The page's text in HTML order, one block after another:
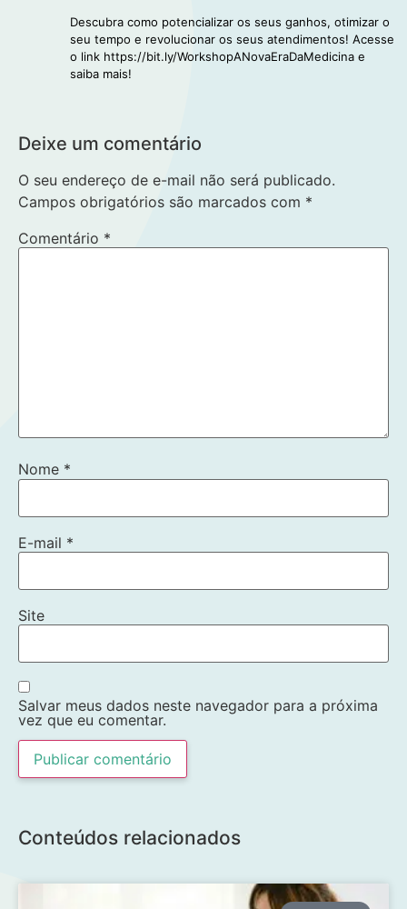
Descubra como potencializar os seus ganhos, otimizar o
seu tempo e revolucionar os seus atendimentos! Acesse
o link https://bit.ly/WorkshopANovaEraDaMedicina e
saiba mais!
Deixe um comentário
O seu endereço de e-mail não será publicado.
Campos obrigatórios são marcados com *
Comentário *
Nome *
E-mail *
Site
Salvar meus dados neste navegador para a próxima
vez que eu comentar.
Conteúdos relacionados